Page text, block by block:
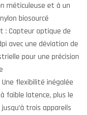
méticuleuse et à un
biosourcé
: Capteur optique de
avec une déviation de
pour une précision
flexibilité inégalée
à faible latence, plus le
trois appareils